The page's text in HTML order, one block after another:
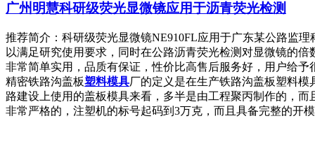
广州明慧科研级荧光显微镜应用于沥青荧光检测
推荐简介：科研级荧光显微镜NE910FL应用于广东某公路监
以满足研究使用要求，同时在公路沥青荧光检测对显微镜的
非常简单实用，品质有保证，性价比高售后服务好，用户给予
精密铁路沟盖板塑料模具厂的定义是在生产铁路沟盖板塑料模
路建设上使用的盖板模具来看，多半是由工程聚丙制作的，
非常严格的，注塑机的标号起码到3万克，而且具备完整的开